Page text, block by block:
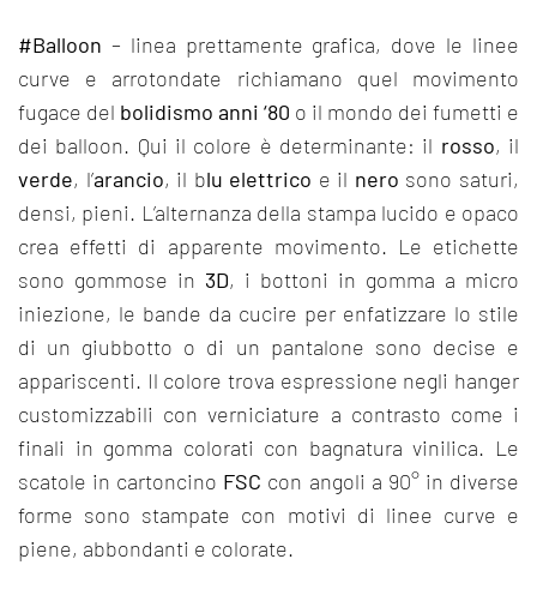
#Balloon – linea prettamente grafica, dove le linee
curve e arrotondate richiamano quel movimento
fugace del bolidismo anni ‘80 o il mondo dei fumetti e
dei balloon. Qui il colore è determinante: il rosso, il
verde, l’arancio, il blu elettrico e il nero sono saturi,
densi, pieni. L’alternanza della stampa lucido e opaco
crea effetti di apparente movimento. Le etichette
sono gommose in 3D, i bottoni in gomma a micro
iniezione, le bande da cucire per enfatizzare lo stile
di un giubbotto o di un pantalone sono decise e
appariscenti. Il colore trova espressione negli hanger
customizzabili con verniciature a contrasto come i
finali in gomma colorati con bagnatura vinilica. Le
scatole in cartoncino FSC con angoli a 90° in diverse
forme sono stampate con motivi di linee curve e
piene, abbondanti e colorate.